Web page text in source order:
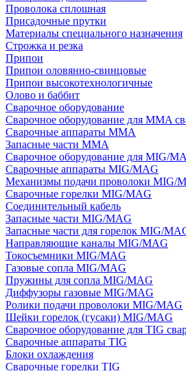
Проволока сплошная
Присадочные прутки
Материалы специального назначения
Строжка и резка
Припои
Припои оловянно-свинцовые
Припои высокотехнологичные
Олово и баббит
Сварочное оборудование
Сварочное оборудование для MMA
Сварочные аппараты MMA
Запасные части MMA
Сварочное оборудование для MIG/
Сварочные аппараты MIG/MAG
Механизмы подачи проволоки MIG/
Сварочные горелки MIG/MAG
Соединительный кабель
Запасные части MIG/MAG
Запасные части для горелок MIG/
Направляющие каналы MIG/MAG
Токосъемники MIG/MAG
Газовые сопла MIG/MAG
Пружины для сопла MIG/MAG
Диффузоры газовые MIG/MAG
Ролики подачи проволоки MIG/MAG
Шейки горелок (гусаки) MIG/MAG
Сварочное оборудование для TIG
Сварочные аппараты TIG
Блоки охлаждения
Сварочные горелки TIG